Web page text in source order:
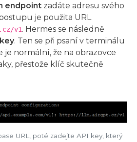
endpoint zadáte adresu svého
je použita URL
v1. Hermes se následně
. Ten se při psaní v terminálu
je normální, že na obrazovce
přestože klíč skutečně
URL, poté zadejte API key, který